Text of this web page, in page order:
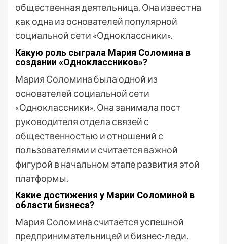
общественная деятельница. Она известна
как одна из основателей популярной
социальной сети «Одноклассники».
Какую роль сыграла Мария Соломина в
создании «Одноклассников»?
Мария Соломина была одной из
основателей социальной сети
«Одноклассники». Она занимала пост
руководителя отдела связей с
общественностью и отношений с
пользователями и считается важной
фигурой в начальном этапе развития этой
платформы.
Какие достижения у Марии Соломиной в
области бизнеса?
Мария Соломина считается успешной
предпринимательницей и бизнес-леди.